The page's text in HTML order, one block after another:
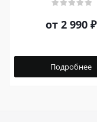
от 2 990 ₽
Подробнее